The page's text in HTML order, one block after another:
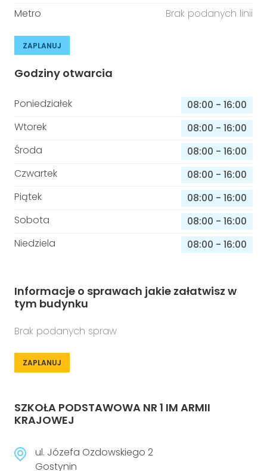
Metro
Brak podanych linii
ZAPLANUJ
Godziny otwarcia
Poniedziałek 08:00 - 16:00
Wtorek
08:00 - 16:00
Środa
08:00 - 16:00
Czwartek
08:00 - 16:00
Piątek
08:00 - 16:00
Sobota
08:00 - 16:00
Niedziela
08:00 - 16:00
Informacje o sprawach jakie załatwisz w
tym budynku
Brak podanych spraw
ZAPLANUJ
SZKOŁA PODSTAWOWA NR 1 IM ARMII
KRAJOWEJ
ul. Józefa Ozdowskiego 2
Gostynin